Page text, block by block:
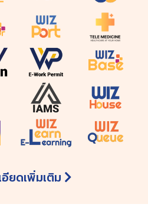
อียดเพิ่มเติม